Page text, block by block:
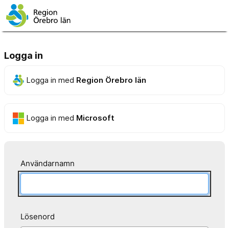
Logga in
Logga in med Region Örebro län
Logga in med Microsoft
Användarnamn
Lösenord